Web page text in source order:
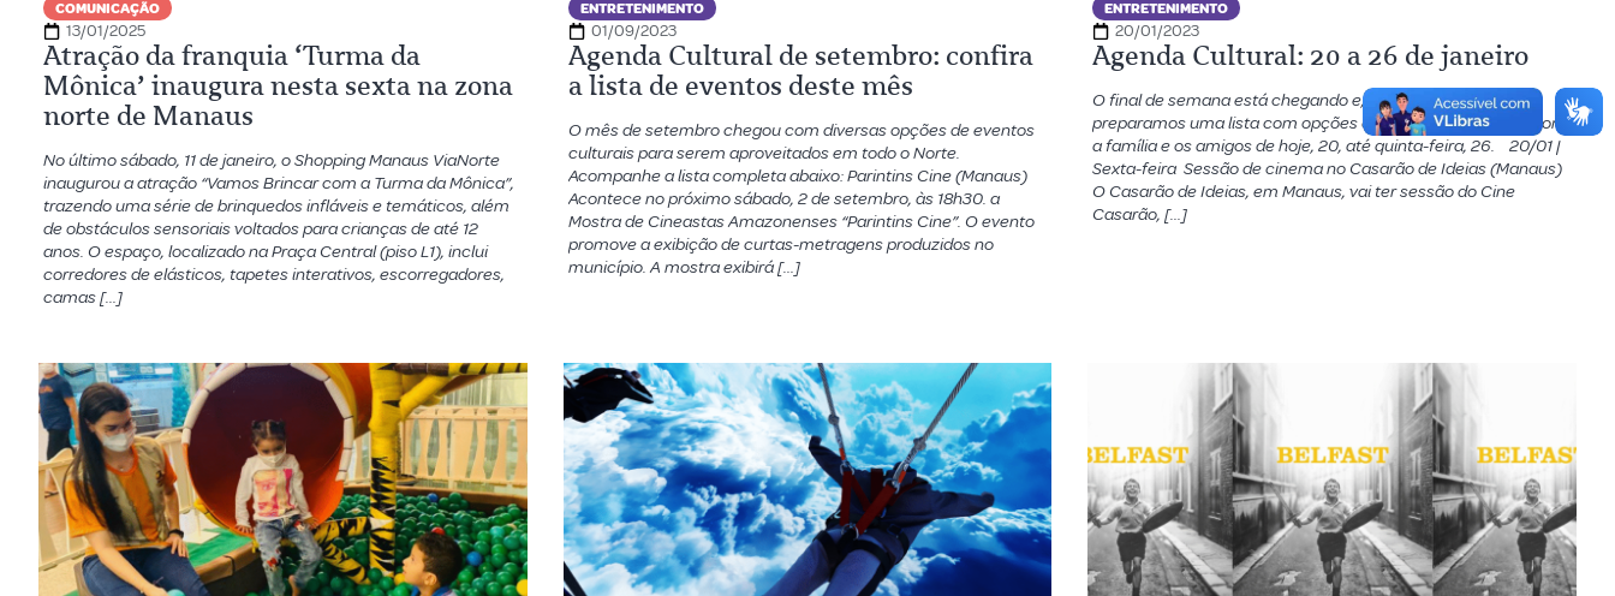
COMUNICAÇÃO
13/01/2025
Atração da franquia ‘Turma da
Mônica’ inaugura nesta sexta na zona
norte de Manaus
No último sábado, 11 de janeiro, o Shopping Manaus ViaNorte
inaugurou a atração “Vamos Brincar com a Turma da Mônica”,
trazendo uma série de brinquedos infláveis e temáticos, além
de obstáculos sensoriais voltados para crianças de até 12
anos. O espaço, localizado na Praça Central (piso L1), inclui
corredores de elásticos, tapetes interativos, escorregadores,
camas […]
ENTRETENIMENTO
01/09/2023
Agenda Cultural de setembro: confira
a lista de eventos deste mês
O mês de setembro chegou com diversas opções de eventos
culturais para serem aproveitados em todo o Norte.
Acompanhe a lista completa abaixo: Parintins Cine (Manaus)
Acontece no próximo sábado, 2 de setembro, às 18h30. a
Mostra de Cineastas Amazonenses “Parintins Cine”. O evento
promove a exibição de curtas-metragens produzidos no
município. A mostra exibirá […]
ENTRETENIMENTO
20/01/2023
Agenda Cultural: 20 a 26 de janeiro
O final de semana está chegando e, pensando em você,
preparamos uma lista com opções de eventos para curtir com
a família e os amigos de hoje, 20, até quinta-feira, 26. 20/01 |
Sexta-feira Sessão de cinema no Casarão de Ideias (Manaus)
O Casarão de Ideias, em Manaus, vai ter sessão do Cine
Casarão, […]